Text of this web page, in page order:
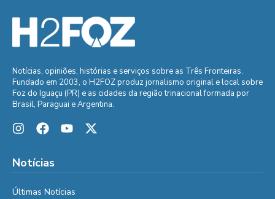
Notícias, opiniões, histórias e serviços sobre as Três Fronteiras.
Fundado em 2003, o H2FOZ produz jornalismo original e local sobre
Foz do Iguaçu (PR) e as cidades da região trinacional formada por
Brasil, Paraguai e Argentina.
Notícias
Últimas Notícias